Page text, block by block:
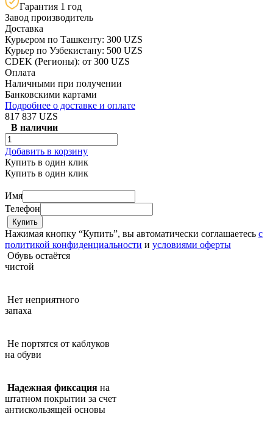
Гарантия 1 год
Завод производитель
Доставка
Курьером по Ташкенту: 300 UZS
Курьер по Узбекистану: 500 UZS
CDEK (Регионы): от 300 UZS
Оплата
Наличными при получении
Банковскими картами
Подробнее о доставке и оплате
817 837 UZS
В наличии
Добавить в корзину
Купить в один клик
Купить в один клик
Имя
Телефон
Нажимая кнопку “Купить”, вы автоматически соглашаетесь с
политикой конфиденциальности и условиями оферты
Обувь остаётся
чистой
Нет неприятного
запаха
Не портятся от каблуков
на обуви
Надежная фиксация на
штатном покрытии за счет
антискользящей основы